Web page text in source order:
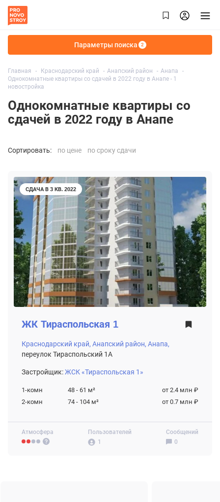
Параметры поиска 2
Главная Краснодарский край Анапский район
Анапа
Однокомнатные квартиры со сдачей в 2022 году в Анапе - 1
новостройка
Однокомнатные квартиры со
сдачей в 2022 году в Анапе
Сортировать: по цене по сроку сдачи
СДАЧА В 3 КВ. 2022
Атмосфера
Пользователей
1
Сообщений
0
ЖК Тираспольская 1
Краснодарский край, Анапский район, Анапа,
переулок Тираспольский 1А
Застройщик:ЖСК «Тираспольская 1»
1-комн 48 - 61 м²
от 2.4 млн ₽
2-комн
74 - 104 м² от 0.7 млн ₽